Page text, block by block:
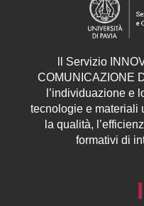
Servizio
COMUNICAZIONE
l’individuazione e
tecnologie e materiali
la qualità,
formativi di